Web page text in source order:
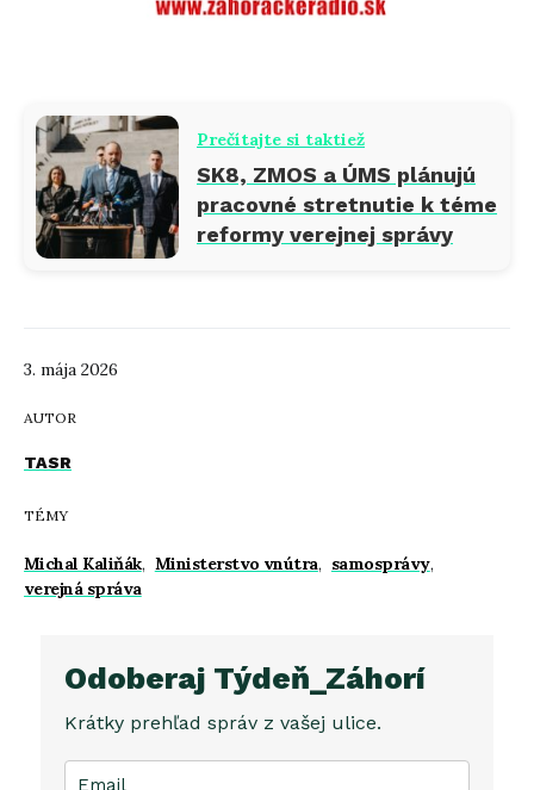
3. mája 2026
AUTOR
TASR
TÉMY
Michal Kaliňák, Ministerstvo vnútra, samosprávy,
verejná správa
Prečítajte si taktiež
SK8, ZMOS a ÚMS plánujú
pracovné stretnutie k téme
reformy verejnej správy
Odoberaj Týdeň_Záhorí
Krátky prehľad správ z vašej ulice.